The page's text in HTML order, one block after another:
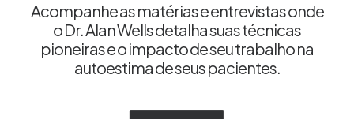
Acompanhe as matérias e entrevistas onde
o Dr. Alan Wells detalha suas técnicas
pioneiras e o impacto de seu trabalho na
autoestima de seus pacientes.